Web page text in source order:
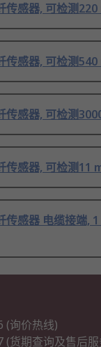
传感器, 可检测
传感器, 可检测
传感器, 可检测
传感器, 可检测11
感器 电缆接端,
(询价热线)
(货期查询及售后服